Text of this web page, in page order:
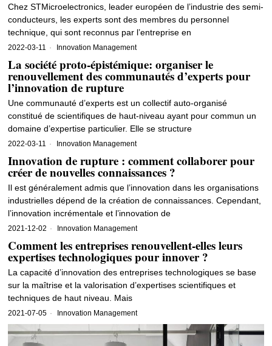
Chez STMicroelectronics, leader européen de l’industrie des semi-
conducteurs, les experts sont des membres du personnel
technique, qui sont reconnus par l’entreprise en
2022-03-11 Innovation Management
La société proto-épistémique: organiser le
renouvellement des communautés d’experts pour
l’innovation de rupture
Une communauté d’experts est un collectif auto-organisé
constitué de scientifiques de haut-niveau ayant pour commun un
domaine d’expertise particulier. Elle se structure
2022-03-11 Innovation Management
Innovation de rupture : comment collaborer pour
créer de nouvelles connaissances ?
Il est généralement admis que l’innovation dans les organisations
industrielles dépend de la création de connaissances. Cependant,
l’innovation incrémentale et l’innovation de
2021-12-02 Innovation Management
Comment les entreprises renouvellent-elles leurs
expertises technologiques pour innover ?
La capacité d’innovation des entreprises technologiques se base
sur la maîtrise et la valorisation d’expertises scientifiques et
techniques de haut niveau. Mais
2021-07-05 Innovation Management